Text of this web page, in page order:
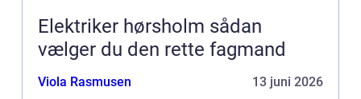
Elektriker hørsholm sådan
vælger du den rette fagmand
Viola Rasmusen 13 juni 2026